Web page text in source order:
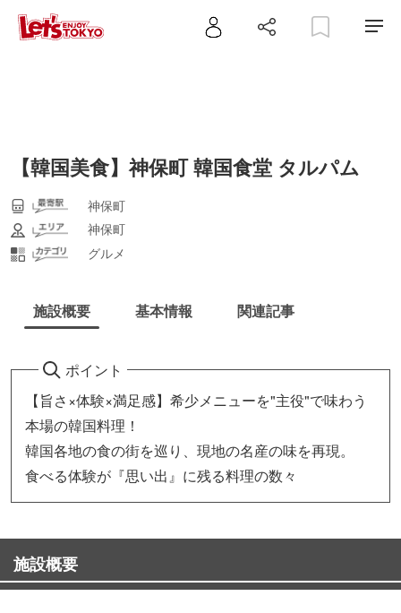
【韓国美食】神保町 韓国食堂 タルパム
神保町
神保町
グルメ
施設概要 基本情報 関連記事
ポイント
【旨さ×体験×満足感】希少メニューを"主役"で味わう
本場の韓国料理！
韓国各地の食の街を巡り、現地の名産の味を再現。
食べる体験が『思い出』に残る料理の数々
施設概要